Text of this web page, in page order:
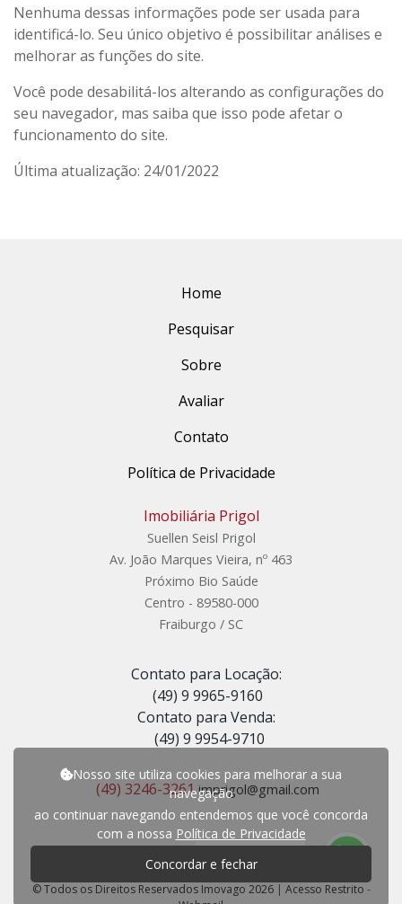
Nenhuma dessas informações pode ser usada para
identificá-lo. Seu único objetivo é possibilitar análises e
melhorar as funções do site.
Você pode desabilitá-los alterando as configurações do
seu navegador, mas saiba que isso pode afetar o
funcionamento do site.
Última atualização: 24/01/2022
Nosso site utiliza cookies para melhorar a sua
navegação
ao continuar navegando entendemos que você concorda
com a nossa Política de Privacidade
Concordar e fechar
Home
Pesquisar
Sobre
Avaliar
Contato
Política de Privacidade
Imobiliária Prigol
Suellen Seisl Prigol
Av. João Marques Vieira, nº 463
Próximo Bio Saúde
Centro - 89580-000
Fraiburgo / SC
Contato para Locação:
(49) 9 9965-9160
Contato para Venda:
(49) 9 9954-9710
(49) 3246-3261imprigol@gmail.com
© Todos os Direitos Reservados Imovago 2026| Acesso Restrito -
ci a